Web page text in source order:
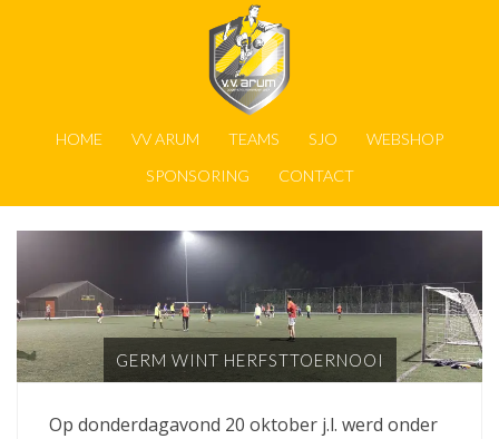
HOME VV ARUM TEAMS SJO
WEBSHOP
SPONSORING
CONTACT
GERM WINT HERFSTTOERNOOI
Op donderdagavond 20 oktober j.l. werd onder